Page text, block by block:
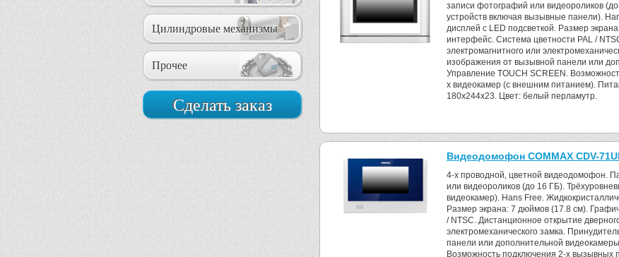
записи фотографий или видеороликов
устройств включая вызывные панели).
дисплей с LED подсветкой. Размер
интерфейс. Система цветности PAL /
электромагнитного или
изображения от вызывной панели или
Управление TOUCH SCREEN.
х видеокамер (с внешним питанием).
180х244x23. Цвет: белый перламутр.
Видеодомофон COMMAX CDV-
4-x проводной, цветной видеодомофон.
или видеороликов (до 16 ГБ).
видеокамер). Hans Free.
Размер экрана: 7 дюймов (17.8 см).
/ NTSC. Дистанционное открытие
электромеханического замка.
панели или дополнительной
Возможность подключения 2-х вызывных
Цилиндровые механизмы
Прочее
Сделать заказ